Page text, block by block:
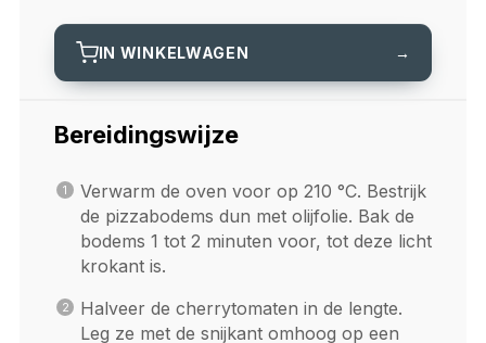
IN WINKELWAGEN →
Bereidingswijze
Verwarm de oven voor op 210 °C. Bestrijk
de pizzabodems dun met olijfolie. Bak de
bodems 1 tot 2 minuten voor, tot deze licht
krokant is.
Halveer de cherrytomaten in de lengte.
Leg ze met de snijkant omhoog op een